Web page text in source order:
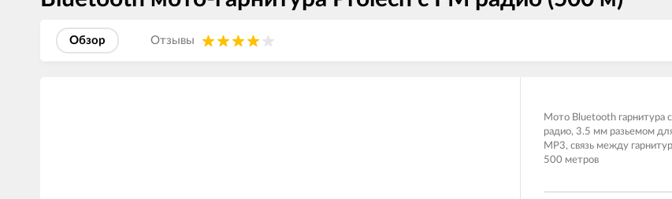
Мотокуртки
мотоцикла
Пропитки воздушного фильтра
Обзор Отзывы
Мото Bluetooth гарнитура
радио, 3.5 мм разьемом
MP3, связь между
500 метров